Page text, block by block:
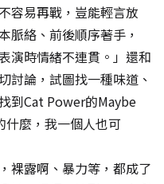
容易再戰，豈能輕言放
脈絡、前後順序著手，
演時情緒不連貫。」還和
討論，試圖找一種味道、
到Cat Power的Maybe
麼，我一個人也可
裸露啊、暴力等，都成了